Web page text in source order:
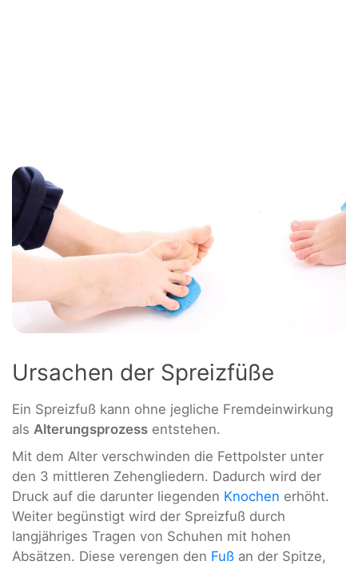
Ursachen der Spreizfüße
Ein Spreizfuß kann ohne jegliche Fremdeinwirkung
als Alterungsprozess entstehen.
Mit dem Alter verschwinden die Fettpolster unter
den 3 mittleren Zehengliedern. Dadurch wird der
Druck auf die darunter liegenden Knochen erhöht.
Weiter begünstigt wird der Spreizfuß durch
langjähriges Tragen von Schuhen mit hohen
Absätzen. Diese verengen den Fuß an der Spitze,